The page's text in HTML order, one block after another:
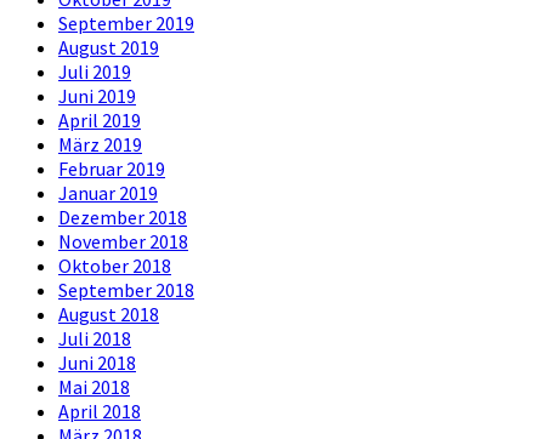
September 2019
August 2019
Juli 2019
Juni 2019
April 2019
März 2019
Februar 2019
Januar 2019
Dezember 2018
November 2018
Oktober 2018
September 2018
August 2018
Juli 2018
Juni 2018
Mai 2018
April 2018